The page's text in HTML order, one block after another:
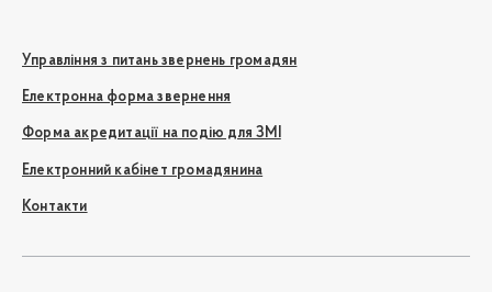
Управління з питань звернень громадян
Електронна форма звернення
Форма акредитації на подію для ЗМІ
Електронний кабінет громадянина
Контакти